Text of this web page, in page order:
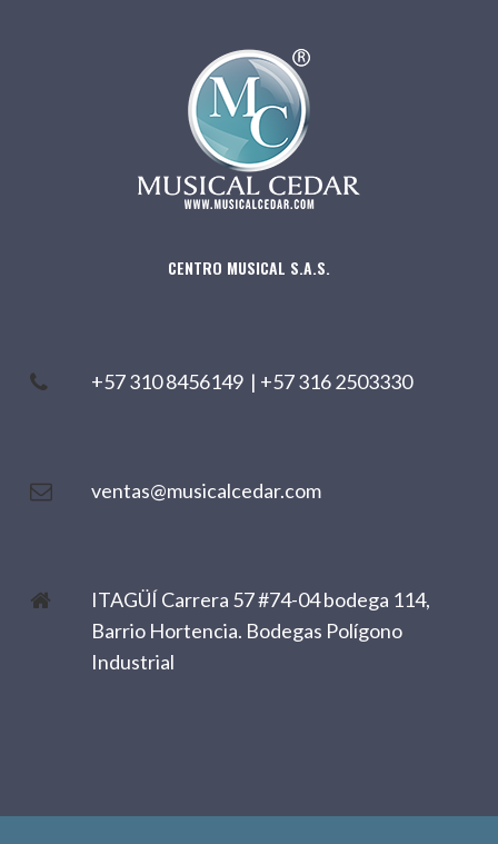
CENTRO MUSICAL S.A.S.
+57 310 8456149 | +57 316 2503330
ventas@musicalcedar.com
ITAGÜÍ Carrera 57 #74-04 bodega 114,
Barrio Hortencia. Bodegas Polígono
Industrial